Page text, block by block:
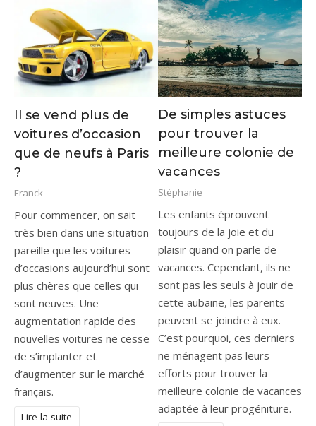
Il se vend plus de
voitures d’occasion
que de neufs à Paris
?
Franck
Pour commencer, on sait
très bien dans une situation
pareille que les voitures
d’occasions aujourd’hui sont
plus chères que celles qui
sont neuves. Une
augmentation rapide des
nouvelles voitures ne cesse
de s’implanter et
d’augmenter sur le marché
français.
Lire la suite
De simples astuces
pour trouver la
meilleure colonie de
vacances
Stéphanie
Les enfants éprouvent
toujours de la joie et du
plaisir quand on parle de
vacances. Cependant, ils ne
sont pas les seuls à jouir de
cette aubaine, les parents
peuvent se joindre à eux.
C’est pourquoi, ces derniers
ne ménagent pas leurs
efforts pour trouver la
meilleure colonie de vacances
adaptée à leur progéniture.